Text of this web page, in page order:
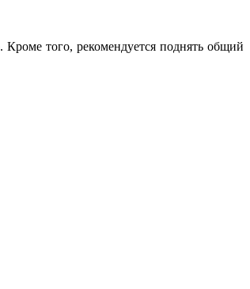
того, рекомендуется поднять общий